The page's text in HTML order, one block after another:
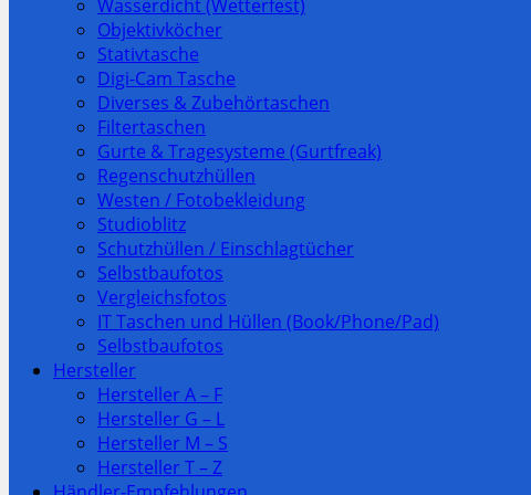
Wasserdicht (Wetterfest)
Objektivköcher
Stativtasche
Digi-Cam Tasche
Diverses & Zubehörtaschen
Filtertaschen
Gurte & Tragesysteme (Gurtfreak)
Regenschutzhüllen
Westen / Fotobekleidung
Studioblitz
Schutzhüllen / Einschlagtücher
Selbstbaufotos
Vergleichsfotos
IT Taschen und Hüllen (Book/Phone/Pad)
Selbstbaufotos
Hersteller
Hersteller A – F
Hersteller G – L
Hersteller M – S
Hersteller T – Z